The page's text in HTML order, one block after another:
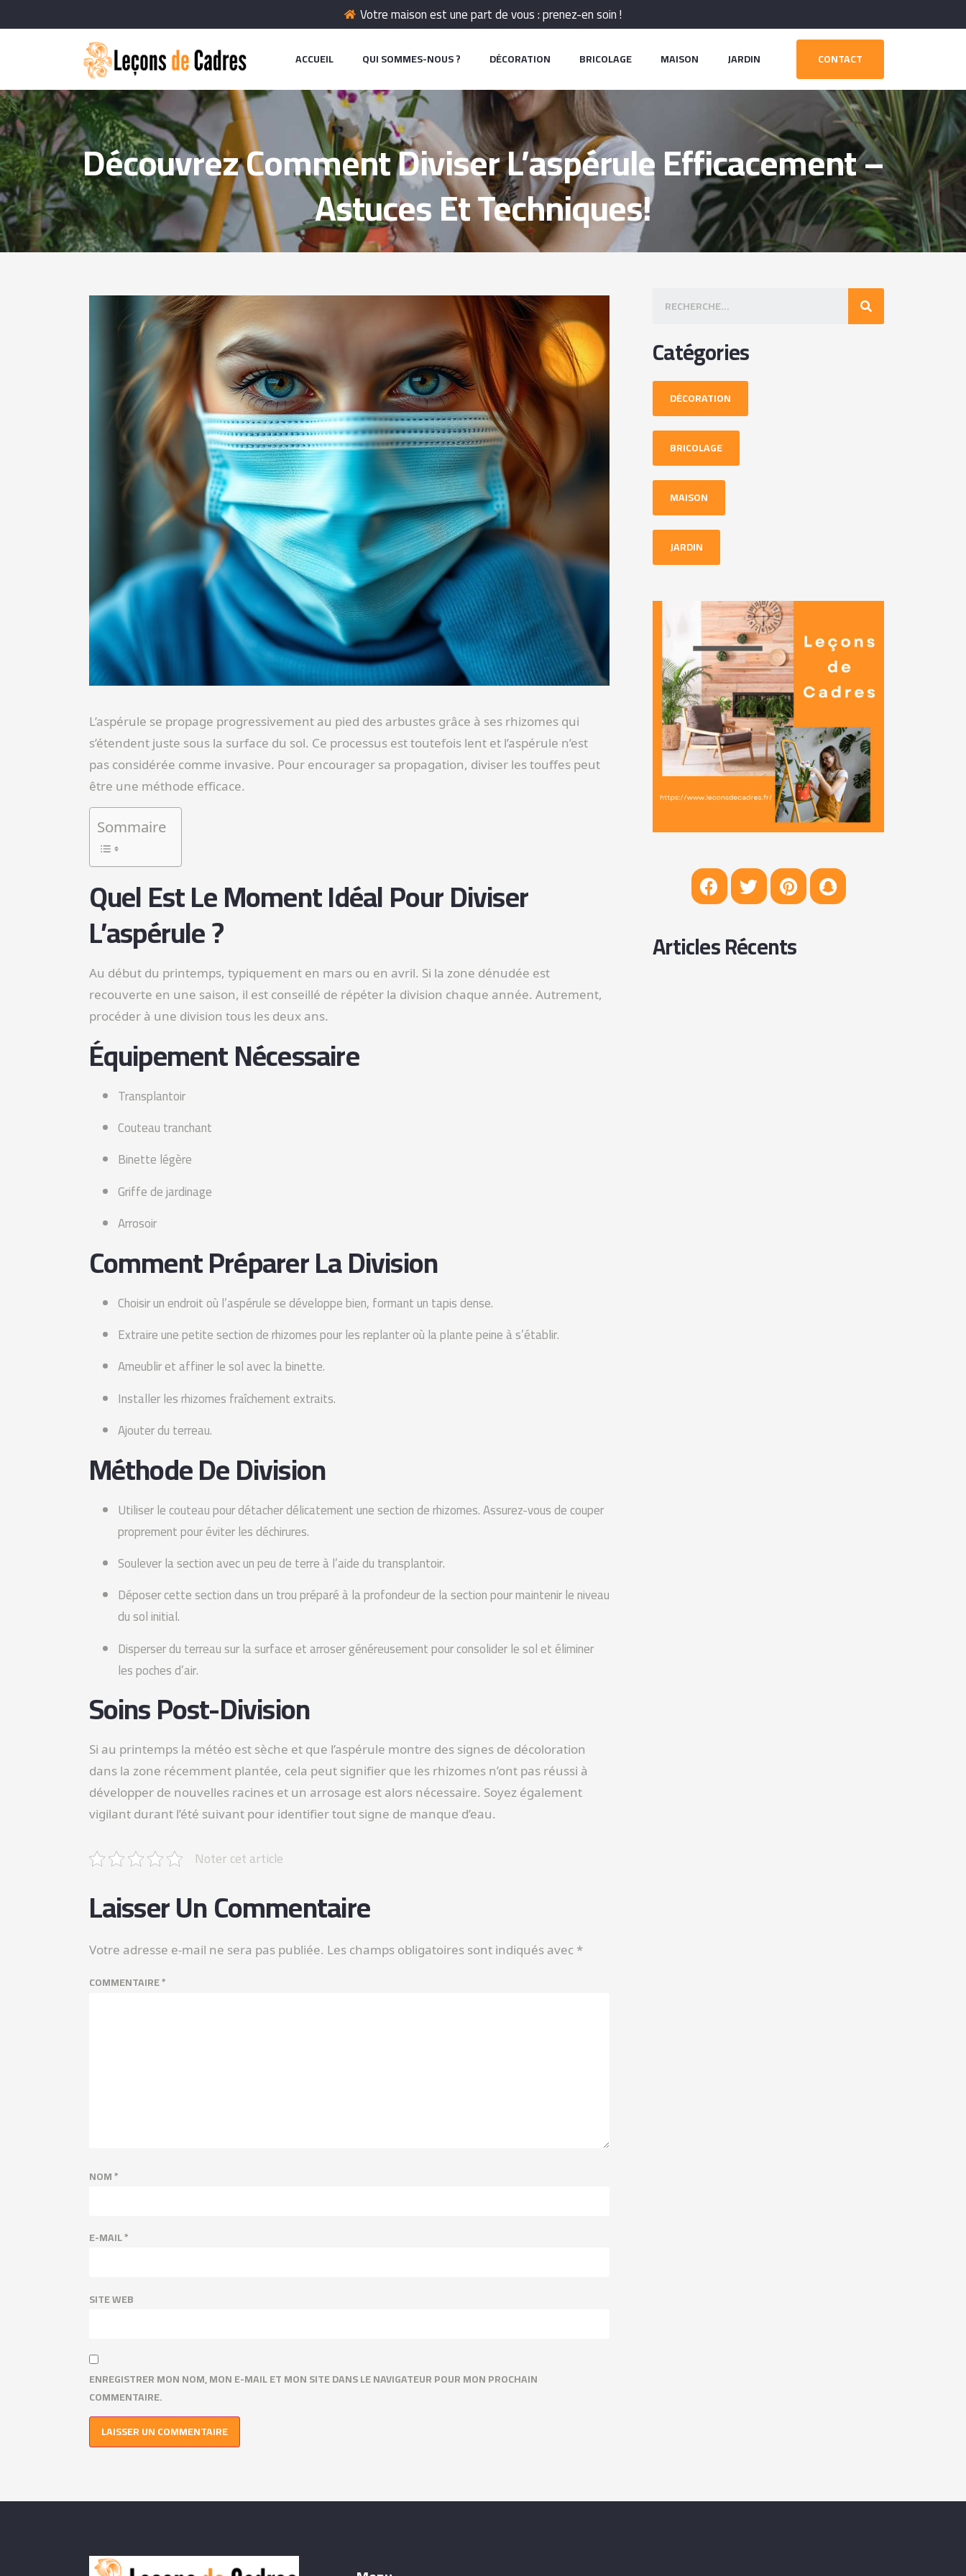
Votre maison est une part de vous : prenez-en soin !
ACCUEIL QUI SOMMES-NOUS ? DÉCORATION BRICOLAGE MAISON JARDIN CONTACT
Découvrez Comment Diviser L’aspérule Efficacement –
Astuces Et Techniques!
L’aspérule se propage progressivement au pied des arbustes grâce à ses rhizomes qui
s’étendent juste sous la surface du sol. Ce processus est toutefois lent et l’aspérule n’est
pas considérée comme invasive. Pour encourager sa propagation, diviser les touffes peut
être une méthode efficace.
Sommaire
Quel Est Le Moment Idéal Pour Diviser
L’aspérule ?
Au début du printemps, typiquement en mars ou en avril. Si la zone dénudée est
recouverte en une saison, il est conseillé de répéter la division chaque année. Autrement,
procéder à une division tous les deux ans.
Équipement Nécessaire
Transplantoir
Couteau tranchant
Binette légère
Griffe de jardinage
Arrosoir
Comment Préparer La Division
Choisir un endroit où l’aspérule se développe bien, formant un tapis dense.
Extraire une petite section de rhizomes pour les replanter où la plante peine à s’établir.
Ameublir et affiner le sol avec la binette.
Installer les rhizomes fraîchement extraits.
Ajouter du terreau.
Méthode De Division
Utiliser le couteau pour détacher délicatement une section de rhizomes. Assurez-vous de couper
proprement pour éviter les déchirures.
Soulever la section avec un peu de terre à l’aide du transplantoir.
Déposer cette section dans un trou préparé à la profondeur de la section pour maintenir le niveau
du sol initial.
Disperser du terreau sur la surface et arroser généreusement pour consolider le sol et éliminer
les poches d’air.
Soins Post-Division
Si au printemps la météo est sèche et que l’aspérule montre des signes de décoloration
dans la zone récemment plantée, cela peut signifier que les rhizomes n’ont pas réussi à
développer de nouvelles racines et un arrosage est alors nécessaire. Soyez également
vigilant durant l’été suivant pour identifier tout signe de manque d’eau.
Noter cet article
Laisser Un Commentaire
Votre adresse e-mail ne sera pas publiée. Les champs obligatoires sont indiqués avec *
COMMENTAIRE*
NOM*
E-MAIL*
SITE WEB
ENREGISTRER MON NOM, MON E-MAIL ET MON SITE DANS LE NAVIGATEUR POUR MON PROCHAIN
COMMENTAIRE.
Catégories
DÉCORATION
BRICOLAGE
MAISON
JARDIN
Articles Récents